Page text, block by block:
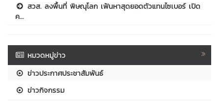
สวส. ลงพื้นที่ พิษณุโลก เฟ้นหาสุดยอดตัวแทนไซเบอร์ เปิด
ค...
หมวดหมู่ข่าว
ข่าวประกาศประชาสัมพันธ์
ข่าวกิจกรรม